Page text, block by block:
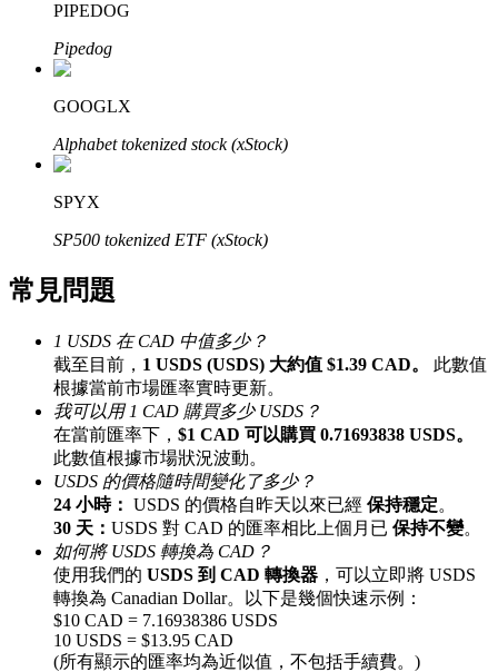
合夥人計劃
Bitrue渠道合伙人
最高達65%佣金！
邀请好友
邀請朋友獲得現金獎勵
PIPEDOG
Pipedog
GOOGLX
Alphabet tokenized stock (xStock)
SPYX
SP500 tokenized ETF (xStock)
常見問題
1 USDS 在 CAD 中值多少？
截至目前， 1 USDS (USDS) 大約值 $1.39 CAD。
此數值
根據當前市場匯率實時更新。
我可以用 1 CAD 購買多少 USDS？
在當前匯率下， $1 CAD 可以購買 0.71693838 USDS。
此數值根據市場狀況波動。
USDS 的價格隨時間變化了多少？
24 小時： USDS 的價格自昨天以來已經 保持穩定。
30 天： USDS 對 CAD 的匯率相比上個月已 保持不變。
如何將 USDS 轉換為 CAD？
使用我們的 USDS 到 CAD 轉換器 ，可以立即將 USDS
轉換為 Canadian Dollar。以下是幾個快速示例：
$10 CAD = 7.16938386 USDS
10 USDS = $13.95 CAD
(所有顯示的匯率均為近似值，不包括手續費。)